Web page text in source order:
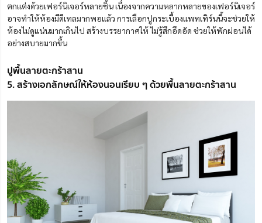
ตกแต่งด้วยเฟอร์นิเจอร์หลายชิ้น เนื่องจากความหลากหลายของเฟอร์นิเจอร์
อาจทำให้ห้องมีดีเทลมากพอแล้ว การเลือกปูกระเบื้องแพทเทิร์นนี้จะช่วยให้
ห้องไม่ดูแน่นมากเกินไป สร้างบรรยากาศให้ ไม่รู้สึกอึดอัด ช่วยให้พักผ่อนได้
อย่างสบายมากขึ้น
ปูพื้นลายตะกร้าสาน
5. สร้างเอกลักษณ์ให้ห้องนอนเรียบ ๆ ด้วยพื้นลายตะกร้าสาน